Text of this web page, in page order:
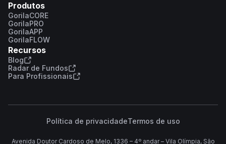
Produtos
GorilaCORE
GorilaPRO
GorilaAPP
GorilaFLOW
Recursos
Blog
Radar de Fundos
Para Profissionais
Política de privacidadeTermos de uso
Avenida Doutor Cardoso de Melo, 1336 – 4º andar – Vila Olímpia, São